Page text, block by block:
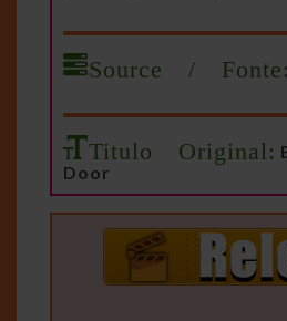
Source / Fonte:
Titulo Original:
Door